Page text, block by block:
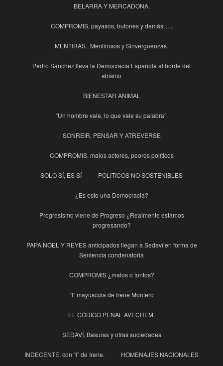
BELARRA Y MERCADONA.
COMPROMIS, payasos, bufones y demás…..
MENTIRAS , Mentirosos y Sinverguenzas.
Pedro Sánchez lleva la Democracia Española al borde del
abismo
BIENESTAR ANIMAL
“Un hombre vale, lo que vale su palabra”.
SONREIR, PENSAR Y ATREVERSE
COMPROMIS, malos actores, peores políticos
SOLO SÍ, ES SÍ POLITICOS NO SOSTENIBLES
¿Es esto una Democracia?
Progresismo viene de Progreso ¿Realmente estamos
progresando?
PAPA NÖEL Y REYES anticipados llegan a Sedaví en forma de
Sentencia condenatoria
COMPROMIS ¿malos o tontos?
“I” mayúscula de Irene Montero
EL CÓDIGO PENAL AVECREM.
SEDAVÍ, Basuras y otras suciedades
INDECENTE, con “i” de Irene. HOMENAJES NACIONALES